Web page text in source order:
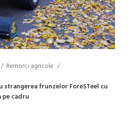
Remorci agricole
strangerea frunzelor ForeSTeel cu
cadru